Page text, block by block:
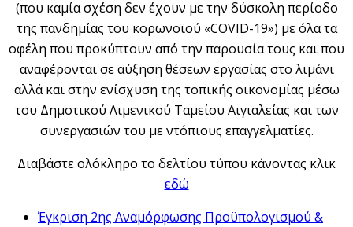
(που καμία σχέση δεν έχουν με την δύσκολη περίοδο
της πανδημίας του κορωνοϊού «COVID-19») με όλα τα
οφέλη που προκύπτουν από την παρουσία τους και που
αναφέρονται σε αύξηση θέσεων εργασίας στο λιμάνι
αλλά και στην ενίσχυση της τοπικής οικονομίας μέσω
του Δημοτικού Λιμενικού Ταμείου Αιγιαλείας και των
συνεργασιών του με ντόπιους επαγγελματίες.
Διαβάστε ολόκληρο το δελτίου τύπου κάνοντας κλικ
εδώ
Έγκριση 2ης Αναμόρφωσης Προϋπολογισμού &